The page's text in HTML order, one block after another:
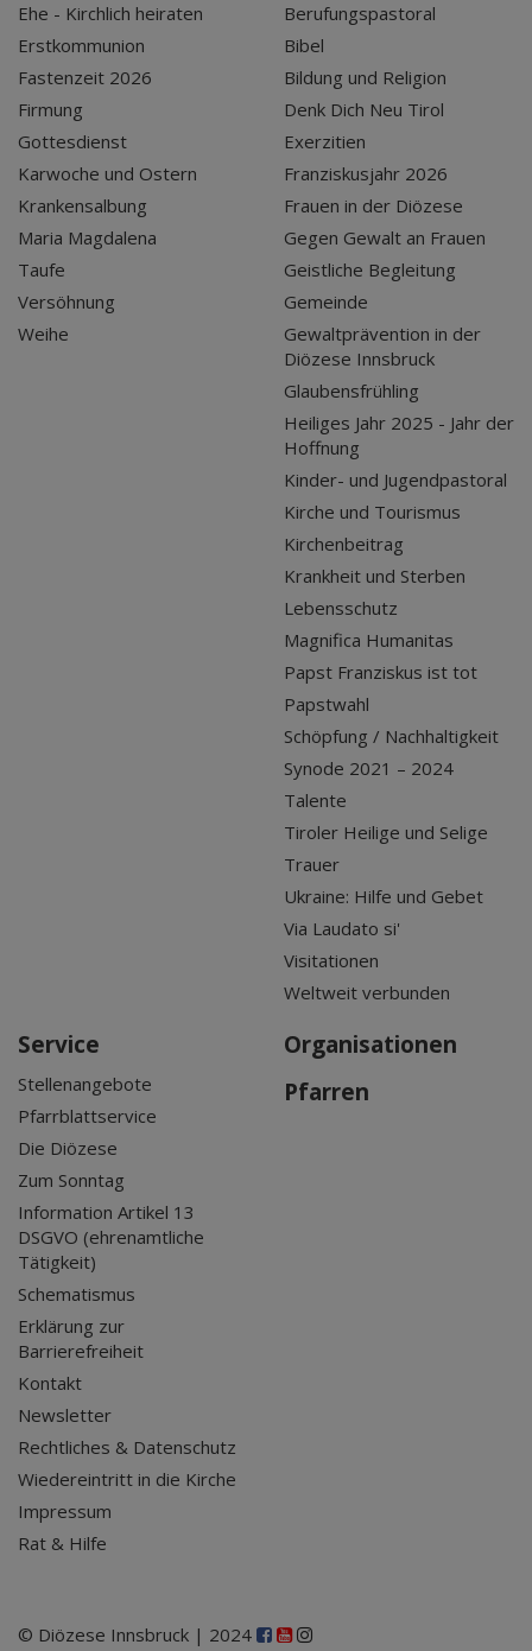
Ehe - Kirchlich heiraten
Erstkommunion
Fastenzeit 2026
Firmung
Gottesdienst
Karwoche und Ostern
Krankensalbung
Maria Magdalena
Taufe
Versöhnung
Weihe
Berufungspastoral
Bibel
Bildung und Religion
Denk Dich Neu Tirol
Exerzitien
Franziskusjahr 2026
Frauen in der Diözese
Gegen Gewalt an Frauen
Geistliche Begleitung
Gemeinde
Gewaltprävention in der
Diözese Innsbruck
Glaubensfrühling
Heiliges Jahr 2025 - Jahr der
Hoffnung
Kinder- und Jugendpastoral
Kirche und Tourismus
Kirchenbeitrag
Krankheit und Sterben
Lebensschutz
Magnifica Humanitas
Papst Franziskus ist tot
Papstwahl
Schöpfung / Nachhaltigkeit
Synode 2021 – 2024
Talente
Tiroler Heilige und Selige
Trauer
Ukraine: Hilfe und Gebet
Via Laudato si'
Visitationen
Weltweit verbunden
Service
Stellenangebote
Pfarrblattservice
Die Diözese
Zum Sonntag
Information Artikel 13
DSGVO (ehrenamtliche
Tätigkeit)
Schematismus
Erklärung zur
Barrierefreiheit
Kontakt
Newsletter
Rechtliches & Datenschutz
Wiedereintritt in die Kirche
Impressum
Rat & Hilfe
Organisationen
Pfarren
© Diözese Innsbruck | 2024